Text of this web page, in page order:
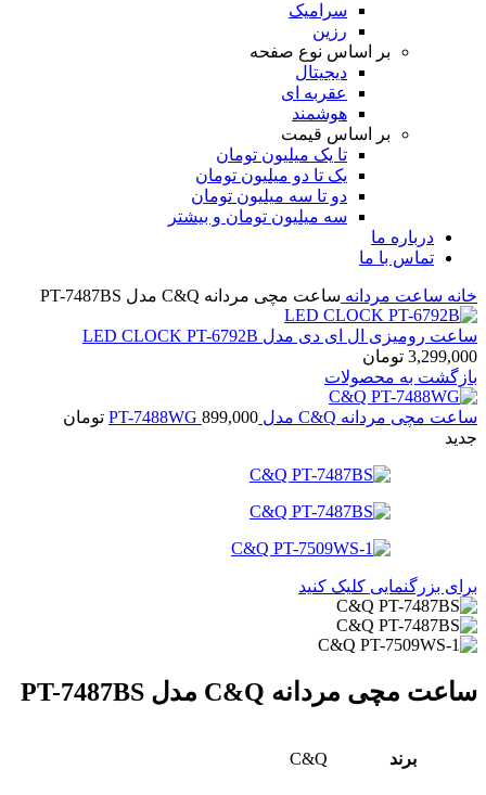
سرامیک
رزین
بر اساس نوع صفحه
دیجیتال
عقربه ای
هوشمند
بر اساس قیمت
تا یک میلیون تومان
یک تا دو میلیون تومان
دو تا سه میلیون تومان
سه میلیون تومان و بیشتر
درباره ما
تماس با ما
خانه ساعت مردانه ساعت مچی مردانه C&Q مدل PT-7487BS
ساعت رومیزی ال ای دی مدل LED CLOCK PT-6792B
3,299,000 تومان
بازگشت به محصولات
ساعت مچی مردانه C&Q مدل PT-7488WG 899,000
تومان
جدید
برای بزرگنمایی کلیک کنید
ساعت مچی مردانه C&Q مدل PT-7487BS
برند C&Q